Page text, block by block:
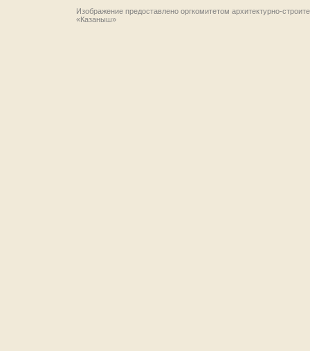
Изображение предоставлено оргкомитетом архитектурно-
«Казаныш»